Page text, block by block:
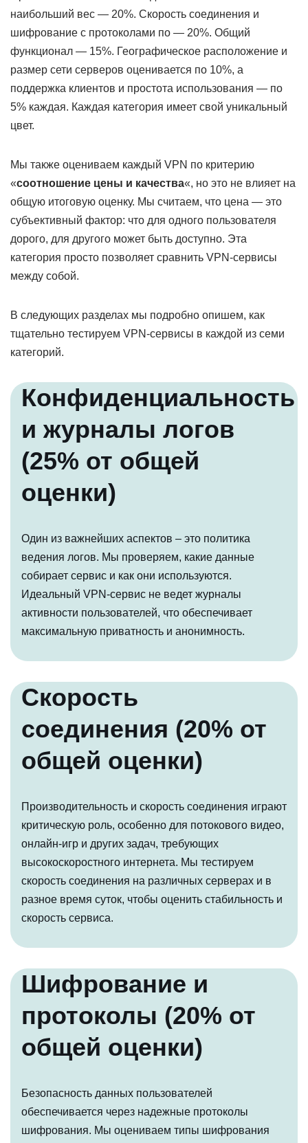
наибольший вес — 20%. Скорость соединения и
шифрование с протоколами по — 20%. Общий
функционал — 15%. Географическое расположение и
размер сети серверов оценивается по 10%, а
поддержка клиентов и простота использования — по
5% каждая. Каждая категория имеет свой уникальный
цвет.
Мы также оцениваем каждый VPN по критерию
«соотношение цены и качества«, но это не влияет на
общую итоговую оценку. Мы считаем, что цена — это
субъективный фактор: что для одного пользователя
дорого, для другого может быть доступно. Эта
категория просто позволяет сравнить VPN-сервисы
между собой.
В следующих разделах мы подробно опишем, как
тщательно тестируем VPN-сервисы в каждой из семи
категорий.
Конфиденциальность
и журналы логов
(25% от общей
оценки)
Один из важнейших аспектов – это политика
ведения логов. Мы проверяем, какие данные
собирает сервис и как они используются.
Идеальный VPN-сервис не ведет журналы
активности пользователей, что обеспечивает
максимальную приватность и анонимность.
Скорость
соединения (20% от
общей оценки)
Производительность и скорость соединения играют
критическую роль, особенно для потокового видео,
онлайн-игр и других задач, требующих
высокоскоростного интернета. Мы тестируем
скорость соединения на различных серверах и в
разное время суток, чтобы оценить стабильность и
скорость сервиса.
Шифрование и
протоколы (20% от
общей оценки)
Безопасность данных пользователей
обеспечивается через надежные протоколы
шифрования. Мы оцениваем типы шифрования